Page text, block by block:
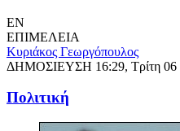
EN
ΕΠΙΜΕΛΕΙΑ
Κυριάκος Γεωργόπουλος
ΔΗΜΟΣΙΕΥΣΗ 16:29, Τρίτη
Πολιτική